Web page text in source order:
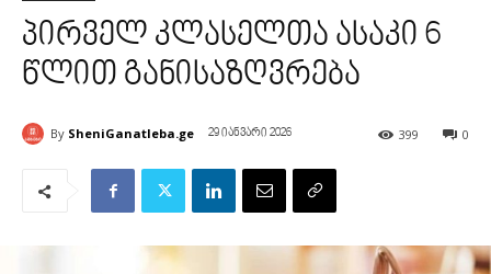
პირველ კლასელთა ასაკი 6
წლით განისაზღვრება
By SheniGanatleba.ge 29 იანვარი 2026 0
399